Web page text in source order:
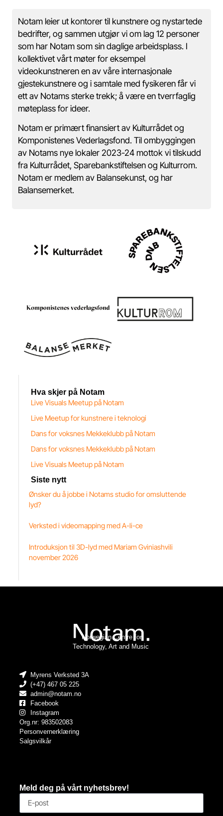
Notam leier ut kontorer til kunstnere og nystartede
bedrifter, og sammen utgjør vi om lag 12 personer
som har Notam som sin daglige arbeidsplass. I
kollektivet vårt møter for eksempel
videokunstneren en av våre internasjonale
gjestekunstnere og i samtale med fysikeren får vi
ett av Notams sterke trekk; å være en tverrfaglig
møteplass for ideer.
Notam er primært finansiert av Kulturrådet og
Komponistenes Vederlagsfond. Til ombyggingen
av Notams nye lokaler 2023-24 mottok vi tilskudd
fra Kulturrådet, Sparebankstiftelsen og Kulturrom.
Notam er medlem av Balansekunst, og har
Balansemerket.
Hva skjer på Notam
Live Visuals Meetup på Notam
Live Meetup for kunstnere i teknologi
Dans for voksnes Mekkeklubb på Notam
Dans for voksnes Mekkeklubb på Notam
Live Visuals Meetup på Notam
Siste nytt
Ønsker du å jobbe i Notams studio for omsluttende
lyd?
Verksted i videomapping med A-li-ce
Introduksjon til 3D-lyd med Mariam Gviniashvili
november 2026
Norwegian Centre for
Technology, Art and Music
Myrens Verksted 3A
(+47) 467 05 225
admin@notam.no
Facebook
Instagram
Org.nr: 983502083
Personvernerklæring
Salgsvilkår
Meld deg på vårt nyhetsbrev!